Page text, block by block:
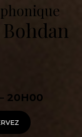
20H00